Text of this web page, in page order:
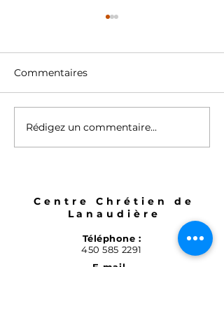
Comment Jésus à
changé ma vie
Commentaires
Rédigez un commentaire...
Centre Chrétien de
Lanaudière
Téléphone :
450 585 2291
E-mail